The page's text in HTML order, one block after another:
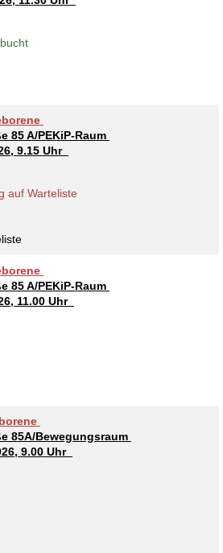
Schneiderberg
Sylter Weg
Tresckowstraße
Voltmerstraße
Wiehbergstraße
Sprechstunde
Mühenkamp / Familienzentrum
Petermannstraße /
Pfarrlandplatz
Ratswiese
Rosenbergstraße
Schweriner Straße /
Sylter Weg
Tresckowstraße
Voltmerstraße
Wiehbergstraße
85 A/PEKiP-Raum
9.15 Uhr
auf Warteliste
85 A/PEKiP-Raum
11.00 Uhr
85A/Bewegungsraum
9.00 Uhr